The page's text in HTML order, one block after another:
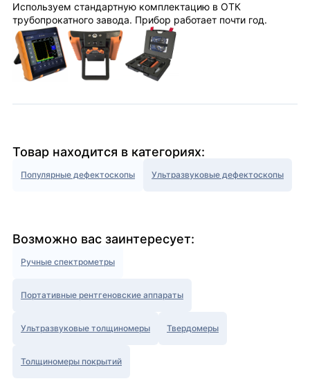
Используем стандартную комплектацию в ОТК
трубопрокатного завода. Прибор работает почти год.
Товар находится в категориях:
Популярные дефектоскопы Ультразвуковые дефектоскопы
Возможно вас заинтересует:
Ручные спектрометры
Портативные рентгеновские аппараты
Ультразвуковые толщиномеры Твердомеры
Толщиномеры покрытий